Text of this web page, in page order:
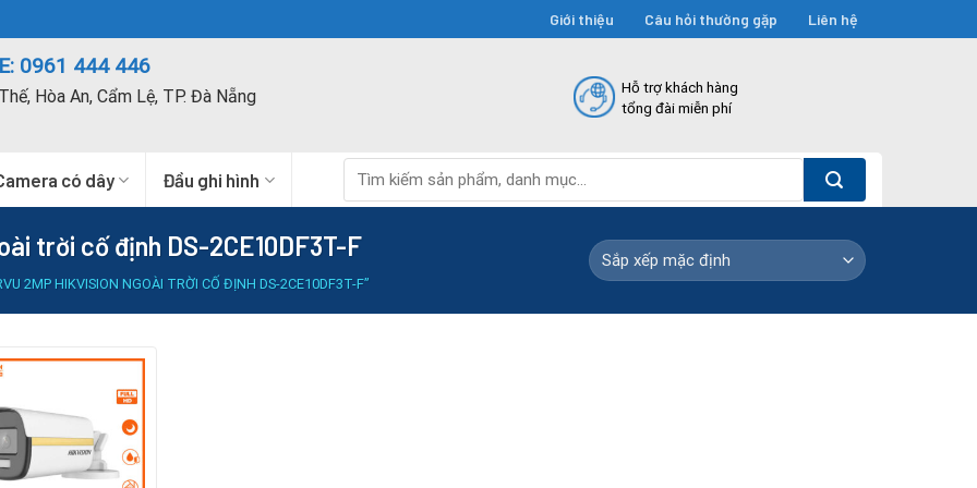
Giới thiệu Câu hỏi thường gặp Liên hệ
0961 444 446
Hòa An, Cẩm Lệ, TP. Đà Nẵng
Hỗ trợ khách hàng
tổng đài miễn phí
có dây Đầu ghi hình
kiếm:
trời cố định DS-2CE10DF3T-F
2MP HIKVISION NGOÀI TRỜI CỐ ĐỊNH DS-2CE10DF3T-F”